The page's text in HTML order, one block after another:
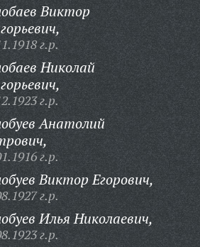
Виктор
г.р.
Николай
г.р.
Анатолий
г.р.
Виктор Егорович,
г.р.
Илья Николаевич,
г.р.